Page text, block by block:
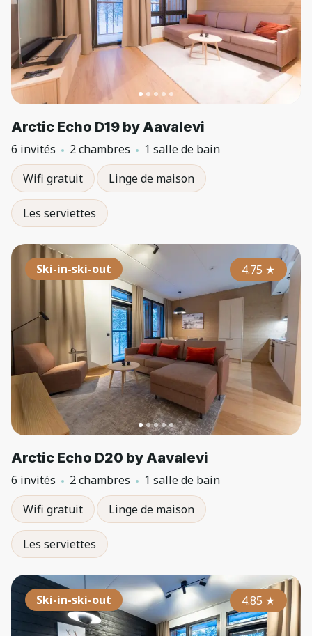
Arctic Echo D19 by Aavalevi
6 invités 2 chambres
1 salle de bain
Wifi gratuit
Linge de maison
Les serviettes
Ski-in-ski-out 4.75 ★
Arctic Echo D20 by Aavalevi
6 invités 2 chambres
1 salle de bain
Wifi gratuit
Linge de maison
Les serviettes
Ski-in-ski-out 4.85 ★